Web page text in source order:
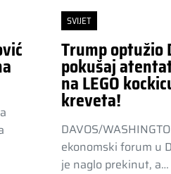
SVIJET
Trump optužio
pokušaj
na LEGO
kreveta!
DAVOS/
ekonomski forum u
je naglo prekinut, a…